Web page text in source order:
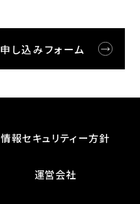
申し込みフォーム
情報セキュリティー⽅針
運営会社